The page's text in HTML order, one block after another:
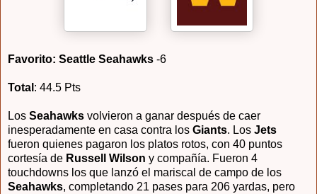
Favorito: Seattle Seahawks -6
Total : 44.5 Pts
Los Seahawks volvieron a ganar después de caer
inesperadamente en casa contra los Giants. Los Jets
fueron quienes pagaron los platos rotos, con 40 puntos
cortesía de Russell Wilson y compañía. Fueron 4
touchdowns los que lanzó el mariscal de campo de los
Seahawks, completando 21 pases para 206 yardas, pero